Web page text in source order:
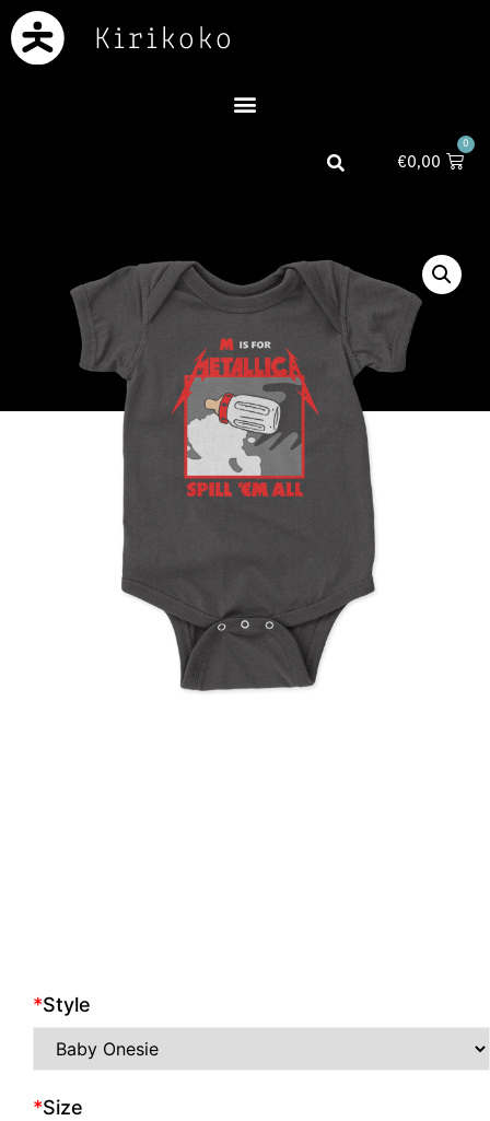
€0,00
0
*Style
*Size